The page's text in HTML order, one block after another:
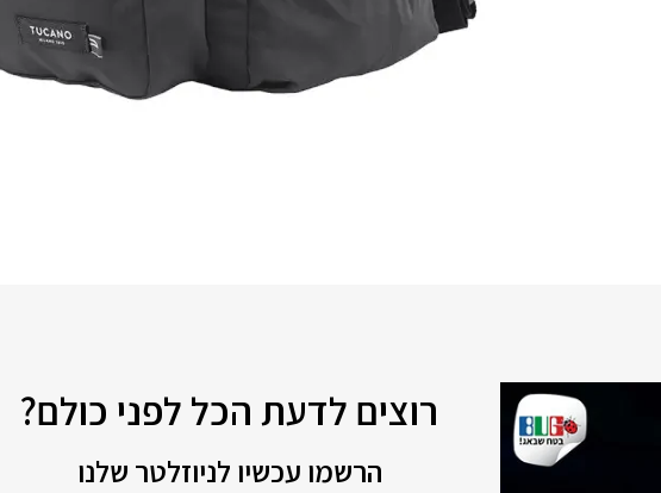
רוצים לדעת הכל לפני כולם?
הרשמו עכשיו לניוזלטר שלנו